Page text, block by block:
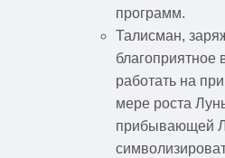
программ.
Талисман,
благоприятное
работать на
мере роста
прибывающей